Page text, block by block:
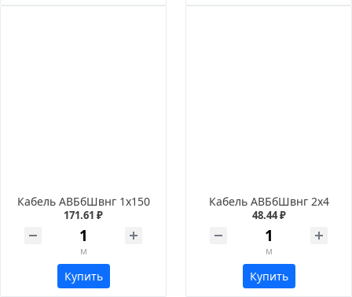
Кабель АВБбШвнг 1х150
171.61 ₽
м
Купить
Кабель АВБбШвнг 2х4
48.44 ₽
м
Купить